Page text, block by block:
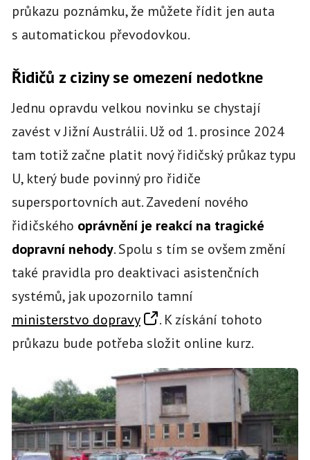
průkazu poznámku, že můžete řídit jen auta
s automatickou převodovkou.
Řidičů z ciziny se omezení nedotkne
Jednu opravdu velkou novinku se chystají
zavést v Jižní Austrálii. Už od 1. prosince 2024
tam totiž začne platit nový řidičský průkaz typu
U, který bude povinný pro řidiče
supersportovních aut. Zavedení nového
řidičského oprávnění je reakcí na tragické
dopravní nehody. Spolu s tím se ovšem změní
také pravidla pro deaktivaci asistenčních
systémů, jak upozornilo tamní
ministerstvo dopravy
. K získání tohoto
průkazu bude potřeba složit online kurz.